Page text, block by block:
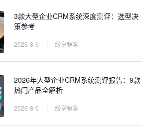
3款大型企业CRM系统深度测评：选型决
策参考
2026-8-6 | 纷享销客
2026年大型企业CRM系统测评报告：9款
热门产品全解析
2026-8-6 | 纷享销客